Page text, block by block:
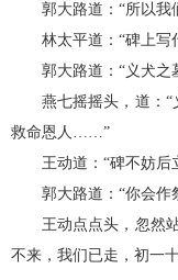
郭大路道：“所以我
林太平道：“碑上写
郭大路道：“义犬之
燕七摇摇头，道：“
救命恩人……”
王动道：“碑不妨后
郭大路道：“你会作
王动点点头，忽然站
不来，我们已走，初一